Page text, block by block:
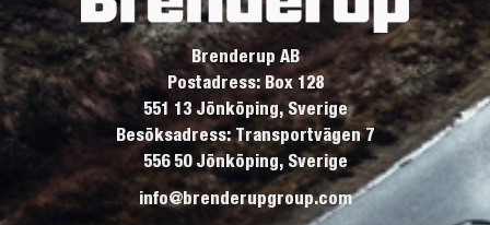
Brenderup AB
Postadress: Box 128
551 13 Jönköping, Sverige
Besöksadress: Transportvägen 7
556 50 Jönköping, Sverige
info@brenderupgroup.com